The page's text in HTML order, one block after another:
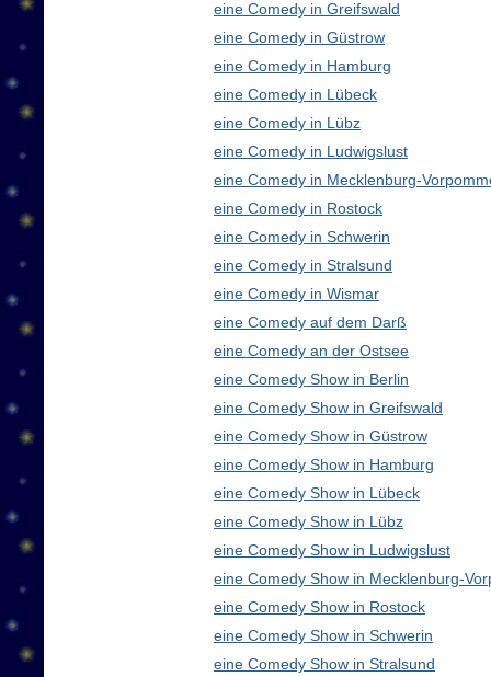
eine Comedy in Greifswald
eine Comedy in Güstrow
eine Comedy in Hamburg
eine Comedy in Lübeck
eine Comedy in Lübz
eine Comedy in Ludwigslust
eine Comedy in Mecklenburg-
eine Comedy in Rostock
eine Comedy in Schwerin
eine Comedy in Stralsund
eine Comedy in Wismar
eine Comedy auf dem Darß
eine Comedy an der Ostsee
eine Comedy Show in Berlin
eine Comedy Show in Greifswald
eine Comedy Show in Güstrow
eine Comedy Show in Hamburg
eine Comedy Show in Lübeck
eine Comedy Show in Lübz
eine Comedy Show in Ludwigslust
eine Comedy Show in Mecklenburg-
eine Comedy Show in Rostock
eine Comedy Show in Schwerin
eine Comedy Show in Stralsund